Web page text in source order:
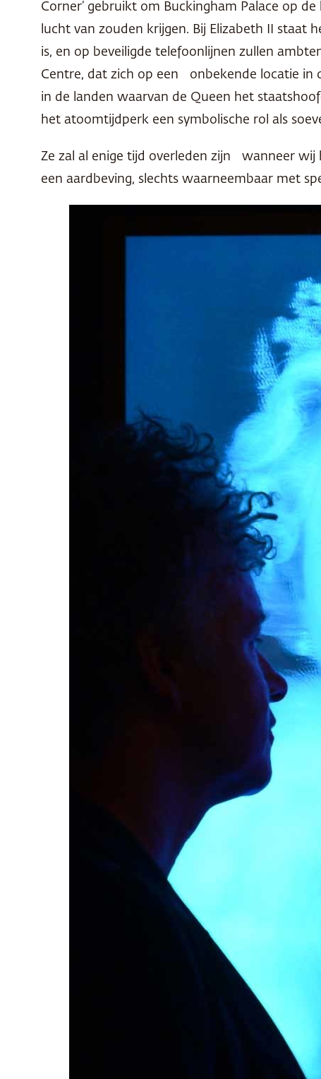
Corner’ gebruikt om Buckingham Palace op
lucht van zouden krijgen. Bij Elizabeth II staat
is, en op beveiligde telefoonlijnen zullen
Centre, dat zich op een onbekende locatie in
in de landen waarvan de Queen het
het atoomtijdperk een symbolische rol als
Ze zal al enige tijd overleden zijn wanneer wij
een aardbeving, slechts waarneembaar met